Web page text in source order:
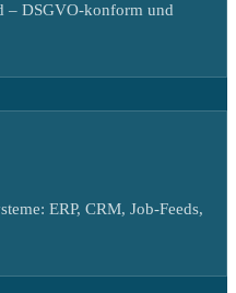
– DSGVO-konform und
ERP, CRM, Job-Feeds,